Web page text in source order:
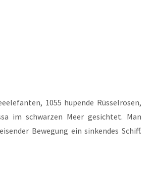
1055 hupen­de Rüs­sel­ro­sen,
im schwar­zen Meer gesich­tet. Man
Bewe­gung ein sin­ken­des Schiff.